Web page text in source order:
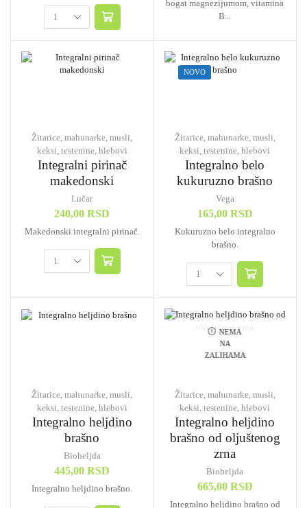
bogat magnezijumom, vitamina
B...
Žitarice, mahunarke, musli,
keksi, testenine, hlebovi
Integralni pirinač
makedonski
Lučar
240,00RSD
Makedonski integralni pirinač.
NOVO
Žitarice, mahunarke, musli,
keksi, testenine, hlebovi
Integralno belo
kukuruzno brašno
Vega
165,00 RSD
Kukuruzno belo integralno
brašno.
Žitarice, mahunarke, musli,
keksi, testenine, hlebovi
Integralno heljdino
brašno
Bioheljda
445,00RSD
Integralno heljdino brašno.
NEMA
NA
ZALIHAMA
Žitarice, mahunarke, musli,
keksi, testenine, hlebovi
Integralno heljdino
brašno od oljuštenog
zrna
Bioheljda
665,00 RSD
Integralno heljdino brašno od